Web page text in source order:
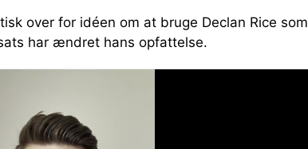
over for idéen om at bruge Declan Rice som
har ændret hans opfattelse.